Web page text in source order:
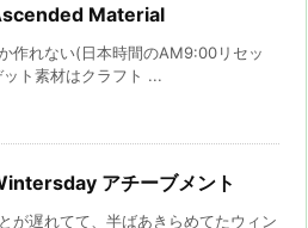
Material
作れない(日本時間のAM9:00リセッ
ット素材はクラフト ...
アチーブメント
が遅れてて、半ばあきらめてたウィン